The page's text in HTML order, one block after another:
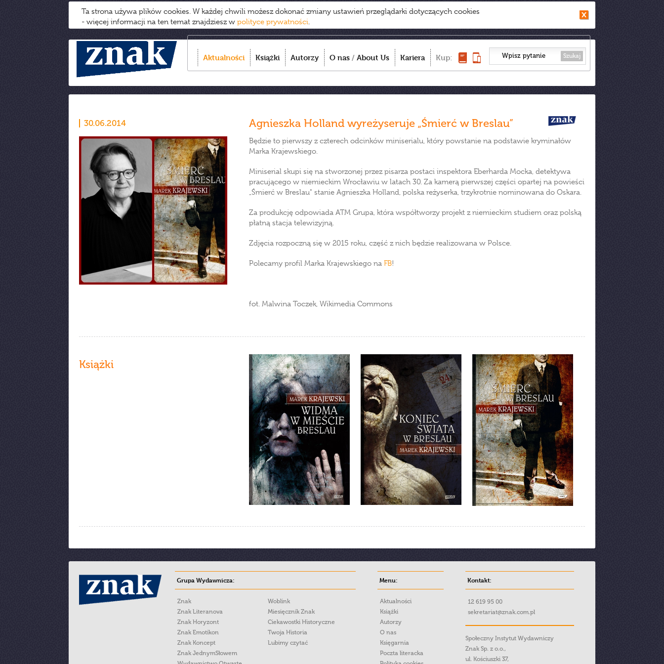
Ta strona używa plików cookies. W każdej chwili możesz dokonać zmiany ustawień przeglądarki dotyczących cookies
- więcej informacji na ten temat znajdziesz w polityce prywatności.
Aktualności Książki Autorzy O nas / About Us Kariera Kup: Szukaj
30.06.2014 Agnieszka Holland wyreżyseruje „Śmierć w Breslau”
Będzie to pierwszy z czterech odcinków miniserialu, który powstanie na podstawie kryminałów
Marka Krajewskiego.
Miniserial skupi się na stworzonej przez pisarza postaci inspektora Eberharda Mocka, detektywa
pracującego w niemieckim Wrocławiu w latach 30. Za kamerą pierwszej części opartej na powieści
„Śmierć w Breslau" stanie Agnieszka Holland, polska reżyserka, trzykrotnie nominowana do Oskara.
Za produkcję odpowiada ATM Grupa, która współtworzy projekt z niemieckim studiem oraz polską
płatną stacja telewizyjną.
Zdjęcia rozpoczną się w 2015 roku, część z nich będzie realizowana w Polsce.
Polecamy profil Marka Krajewskiego na FB!
fot. Malwina Toczek, Wikimedia Commons
Książki
Grupa Wydawnicza:
Znak
Znak Literanova
Znak Horyzont
Znak Emotikon
Znak Koncept
Znak JednymSłowem
Woblink
Miesięcznik Znak
Ciekawostki Historyczne
Twoja Historia
Lubimy czytać
Menu:
Aktualności
Książki
Autorzy
O nas
Księgarnia
Poczta literacka
Kontakt:
12 619 95 00
sekretariat@znak.com.pl
Społeczny Instytut Wydawniczy
Znak Sp. z o.o.,
ul. Kościuszki 37,